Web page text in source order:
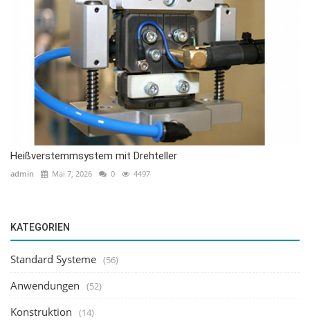
Heißverstemmsystem mit Drehteller
admin Mai 7, 2026 0 4497
KATEGORIEN
Standard Systeme (56)
Anwendungen (52)
Konstruktion (14)